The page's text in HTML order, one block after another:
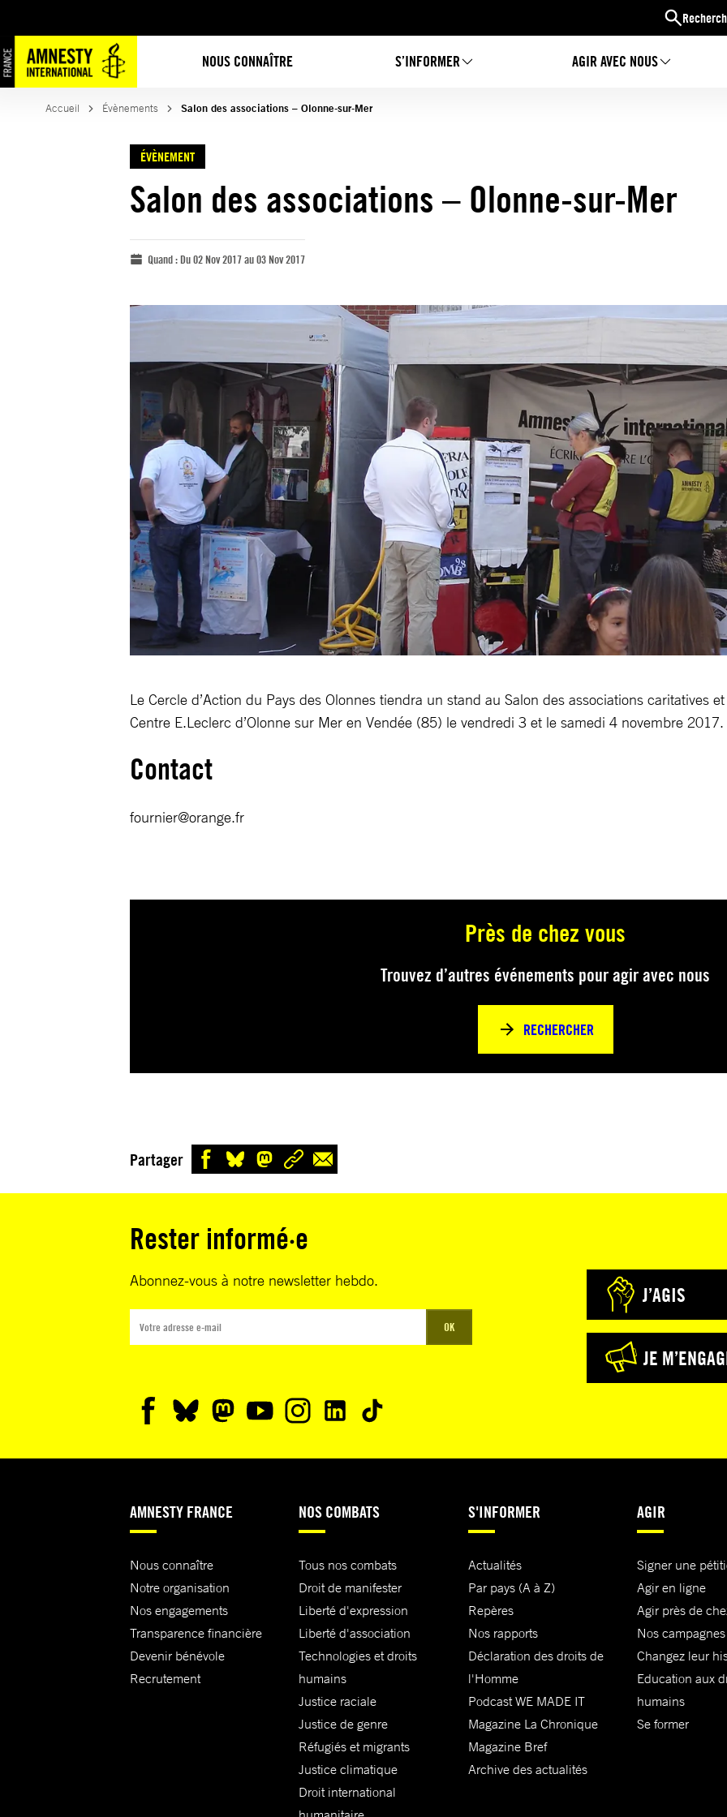
NOUS CONNAÎTRE S’INFORMER AGIR AVEC NOUS
Accueil Évènements Salon des associations – Olonne-sur-Mer
ÉVÈNEMENT
Salon des associations – Olonne-sur-Mer
Quand :Du 02 Nov 2017 au 03 Nov 2017
Le Cercle d’Action du Pays des Olonnes tiendra un stand au Salon des associations caritatives
Centre E.Leclerc d’Olonne sur Mer en Vendée (85) le vendredi 3 et le samedi 4 novembre 2017.
Contact
fournier@orange.fr
Près de chez vous
Trouvez d’autres événements pour agir avec nous
RECHERCHER
Partager
Rester informé·e
Abonnez-vous à notre newsletter hebdo.
OK
J’AGIS
JE
AMNESTY FRANCE
Nous connaître
Notre organisation
Nos engagements
Transparence financière
Devenir bénévole
Recrutement
NOS COMBATS
Tous nos combats
Droit de manifester
Liberté d'expression
Liberté d'association
Technologies et droits
humains
Justice raciale
Justice de genre
Réfugiés et migrants
Justice climatique
Droit international
S'INFORMER
Actualités
Par pays (A à Z)
Repères
Nos rapports
Déclaration des droits de
l'Homme
Podcast WE MADE IT
Magazine La Chronique
Magazine Bref
Archive des actualités
AGIR
Signer une
Agir en ligne
Agir près de
Nos campagnes
Changez leur
Education aux
humains
Se former